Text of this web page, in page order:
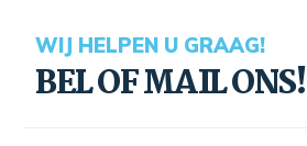
WIJ HELPEN U GRAAG!
BEL OF MAIL ONS!